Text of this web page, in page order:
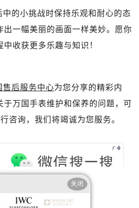
的小挑战时保持乐观和耐心的态
出一幅美丽的画面一样美妙。愿你
收获更多乐趣与知识！
售后服务中心为您分享的精彩内
于万国手表维护和保养的问题，可
咨询，我们将竭诚为您服务。
关闭